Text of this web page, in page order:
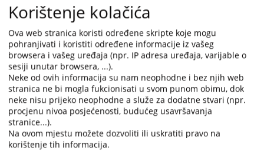
3354PREGLEDA
Korištenje kolačića
Ova web stranica koristi određene skripte koje mogu
pohranjivati i koristiti određene informacije iz vašeg
browsera i vašeg uređaja (npr. IP adresa uređaja, varijable o
sesiji unutar browsera, ...).
Neke od ovih informacija su nam neophodne i bez njih web
stranica ne bi mogla fukcionisati u svom punom obimu, dok
neke nisu prijeko neophodne a služe za dodatne stvari (npr.
procjenu nivoa posjećenosti, budućeg usavršavanja
stranice...).
Na ovom mjestu možete dozvoliti ili uskratiti pravo na
korištenje tih informacija.